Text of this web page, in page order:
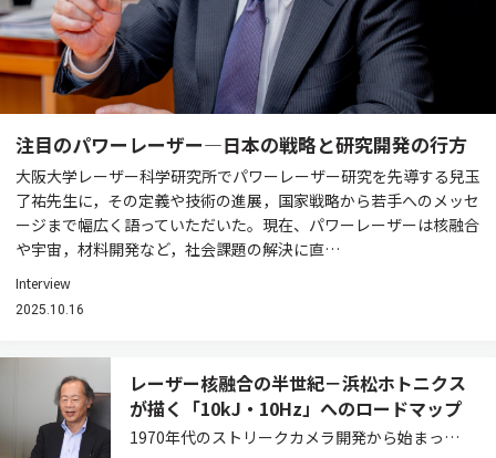
注目のパワーレーザー―日本の戦略と研究開発の行方
大阪大学レーザー科学研究所でパワーレーザー研究を先導する兒玉
了祐先生に，その定義や技術の進展，国家戦略から若手へのメッセ
ージまで幅広く語っていただいた。現在、パワーレーザーは核融合
や宇宙，材料開発など，社会課題の解決に直…
Interview
2025.10.16
レーザー核融合の半世紀－浜松ホトニクス
が描く「10kJ・10Hz」へのロードマップ
1970年代のストリークカメラ開発から始まった